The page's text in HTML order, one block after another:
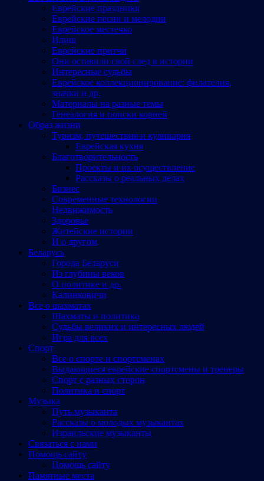
Еврейские праздники
Еврейские песни и мелодии
Еврейское местечко
Идиш
Еврейские притчи
Они оставили свой след в истории
Интересные судьбы
Еврейское коллекционирование: филателия,
значки и др.
Материалы на разные темы
Генеалогия и поиски корней
Образ жизни
Туризм, путешествия и кулинария
Еврейская кухня
Благотворительность
Проекты и их осуществление
Рассказы о реальных делах
Бизнес
Современные технологии
Недвижимость
Здоровье
Житейские истории
И о другом
Беларусь
Города Беларуси
Из глубины веков
О политике и др.
Калинковичи
Все о шахматах
Шахматы и политика
Судьбы великих и интересных людей
Игра для всех
Спорт
Все о спорте и спортсменах
Выдающиеся еврейские спортсмены и тренеры
Спорт с разных сторон
Политика и спорт
Музыка
Путь музыканта
Рассказы о молодых музыкантах
Израильские музыканты
Cвязаться с нами
Помощь сайту
Помощь сайту
Памятные места